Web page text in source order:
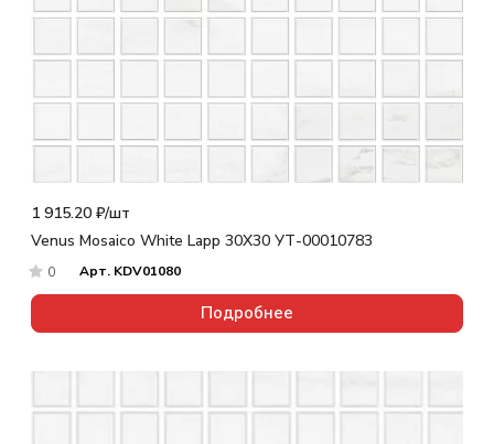
1 915.20 ₽/шт
Venus Mosaico White Lapp 30X30 УТ-00010783
0 Арт. KDV01080
Подробнее